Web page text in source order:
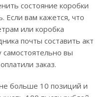
состояние коробки
Если вам кажется, что
или коробка
почты составить акт
самостоятельно вы
заказ.
больше 10 позиций и